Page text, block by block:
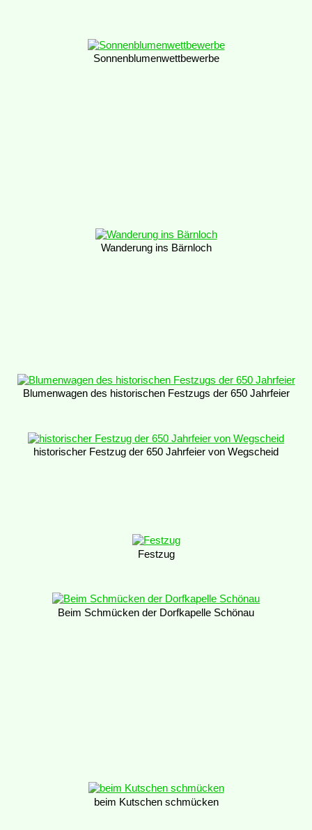
Sonnenblumenwettbewerbe
Wanderung ins Bärnloch
Blumenwagen des historischen Festzugs der 650 Jahrfeier
historischer Festzug der 650 Jahrfeier von Wegscheid
Festzug
Beim Schmücken der Dorfkapelle Schönau
beim Kutschen schmücken